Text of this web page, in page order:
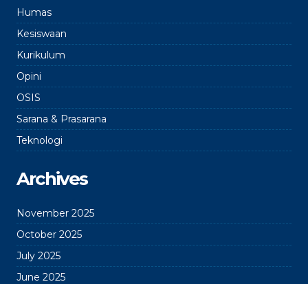
Humas
Kesiswaan
Kurikulum
Opini
OSIS
Sarana & Prasarana
Teknologi
Archives
November 2025
October 2025
July 2025
June 2025